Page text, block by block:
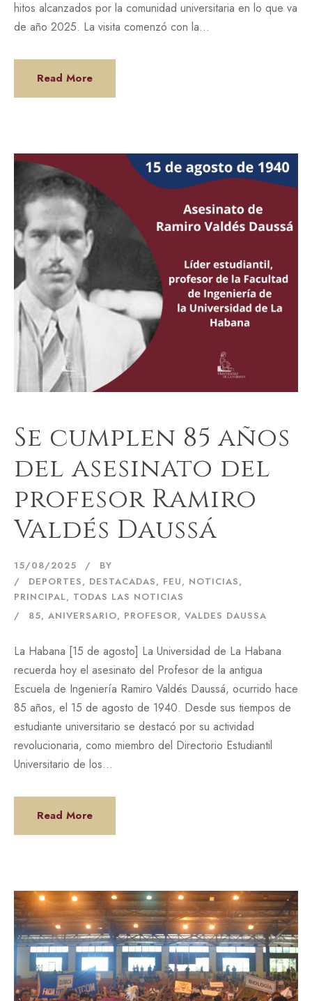
hitos alcanzados por la comunidad universitaria en lo que va
de año 2025. La visita comenzó con la...
Read More
Se cumplen 85 años
del asesinato del
profesor Ramiro
Valdés Daussá
15/08/2025
BY
DEPORTES, DESTACADAS, FEU, NOTICIAS,
PRINCIPAL, TODAS LAS NOTICIAS
85, ANIVERSARIO, PROFESOR, VALDES DAUSSA
La Habana [15 de agosto] La Universidad de La Habana
recuerda hoy el asesinato del Profesor de la antigua
Escuela de Ingeniería Ramiro Valdés Daussá, ocurrido hace
85 años, el 15 de agosto de 1940. Desde sus tiempos de
estudiante universitario se destacó por su actividad
revolucionaria, como miembro del Directorio Estudiantil
Universitario de los...
Read More